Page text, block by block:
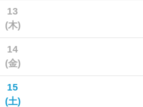
13
(木)
14
(金)
15
(土)